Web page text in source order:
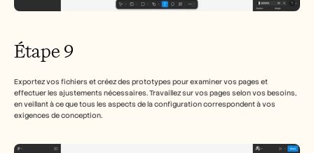
Étape 9
Exportez vos fichiers et créez des prototypes pour examiner vos pages et
effectuer les ajustements nécessaires. Travaillez sur vos pages selon vos besoins,
en veillant à ce que tous les aspects de la configuration correspondent à vos
exigences de conception.